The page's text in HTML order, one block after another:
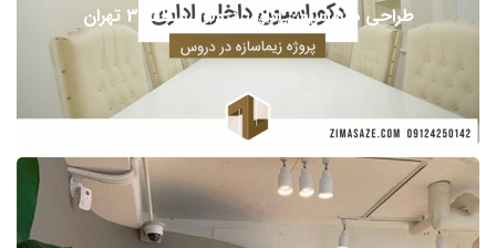
طراحی دکوراسیون اداری
طراحی دکوراسیون اداری دروس منطقه 3 تهران